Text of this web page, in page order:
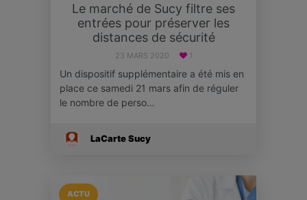
Le marché de Sucy filtre ses
entrées pour préserver les
distances de sécurité
23 MARS 2020 1
Un dispositif supplémentaire a été mis en
place ce samedi 21 mars afin de réguler
le nombre de perso…
LaCarte Sucy
ACTU